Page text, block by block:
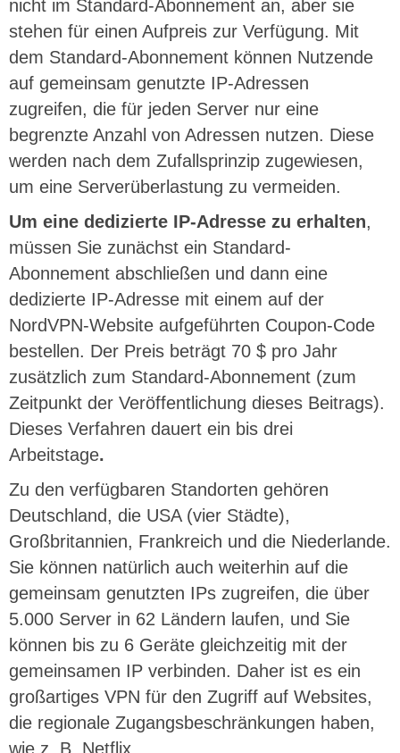
nicht im Standard-Abonnement an, aber sie
stehen für einen Aufpreis zur Verfügung. Mit
dem Standard-Abonnement können Nutzende
auf gemeinsam genutzte IP-Adressen
zugreifen, die für jeden Server nur eine
begrenzte Anzahl von Adressen nutzen. Diese
werden nach dem Zufallsprinzip zugewiesen,
um eine Serverüberlastung zu vermeiden.
Um eine dedizierte IP-Adresse zu erhalten,
müssen Sie zunächst ein Standard-
Abonnement abschließen und dann eine
dedizierte IP-Adresse mit einem auf der
NordVPN-Website aufgeführten Coupon-Code
bestellen. Der Preis beträgt 70 $ pro Jahr
zusätzlich zum Standard-Abonnement (zum
Zeitpunkt der Veröffentlichung dieses Beitrags).
Dieses Verfahren dauert ein bis drei
Arbeitstage.
Zu den verfügbaren Standorten gehören
Deutschland, die USA (vier Städte),
Großbritannien, Frankreich und die Niederlande.
Sie können natürlich auch weiterhin auf die
gemeinsam genutzten IPs zugreifen, die über
5.000 Server in 62 Ländern laufen, und Sie
können bis zu 6 Geräte gleichzeitig mit der
gemeinsamen IP verbinden. Daher ist es ein
großartiges VPN für den Zugriff auf Websites,
die regionale Zugangsbeschränkungen haben,
wie z. B. Netflix.